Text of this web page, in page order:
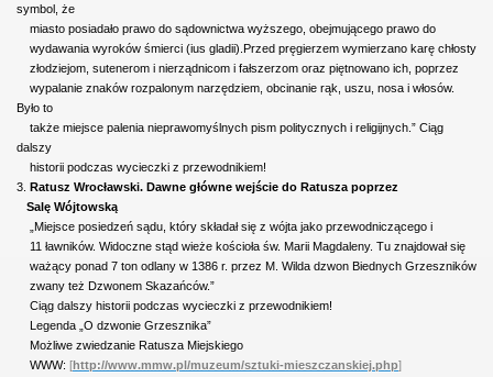
symbol, że
miasto posiadało prawo do sądownictwa wyższego, obejmującego prawo do
wydawania wyroków śmierci (ius gladii).Przed pręgierzem wymierzano karę chłosty
złodziejom, sutenerom i nierządnicom i fałszerzom oraz piętnowano ich, poprzez
wypalanie znaków rozpalonym narzędziem, obcinanie rąk, uszu, nosa i włosów.
Było to
także miejsce palenia nieprawomyślnych pism politycznych i religijnych.” Ciąg
dalszy
historii podczas wycieczki z przewodnikiem!
3. Ratusz Wrocławski. Dawne główne wejście do Ratusza poprzez
Salę Wójtowską
„Miejsce posiedzeń sądu, który składał się z wójta jako przewodniczącego i
11 ławników. Widoczne stąd wieże kościoła św. Marii Magdaleny. Tu znajdował się
ważący ponad 7 ton odlany w 1386 r. przez M. Wilda dzwon Biednych Grzeszników
zwany też Dzwonem Skazańców.”
Ciąg dalszy historii podczas wycieczki z przewodnikiem!
Legenda „O dzwonie Grzesznika”
Możliwe zwiedzanie Ratusza Miejskiego
WWW: [http://www.mmw.pl/muzeum/sztuki-mieszczanskiej.php]